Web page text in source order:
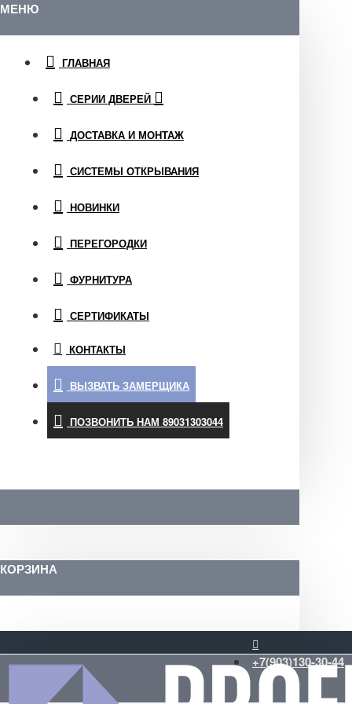
МЕНЮ
ГЛАВНАЯ
СЕРИИ ДВЕРЕЙ
ДОСТАВКА И МОНТАЖ
СИСТЕМЫ ОТКРЫВАНИЯ
НОВИНКИ
ПЕРЕГОРОДКИ
ФУРНИТУРА
СЕРТИФИКАТЫ
КОНТАКТЫ
ВЫЗВАТЬ ЗАМЕРЩИКА
ПОЗВОНИТЬ НАМ 89031303044
КОРЗИНА
+7(903)130-30-44